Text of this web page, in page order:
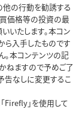
他の行動を勧誘する
買価格等の投資の最
いたします。本コン
ら入手したものです
本コンテンツの記
ねますので予めご了
告なしに変更するこ
Firefly」を使用して